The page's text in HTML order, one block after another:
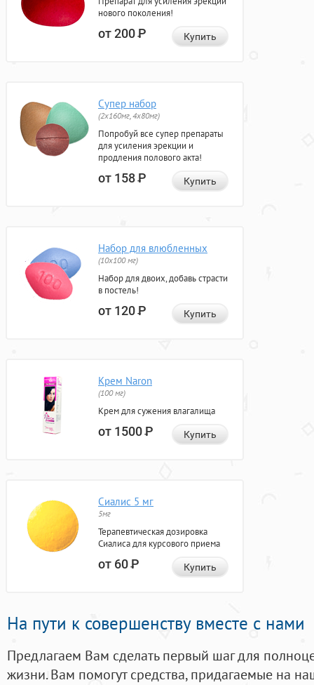
нового поколения!
от 200Р Купить
Супер набор
(2х160мг, 4х80мг)
Попробуй все супер препараты
для усиления эрекции и
продления полового акта!
от 158Р Купить
Набор для влюбленных
(10х100 мг)
Набор для двоих, добавь страсти
в постель!
от 120Р Купить
Крем Naron
(100 мг)
Крем для сужения влагалища
от 1500Р Купить
Сиалис 5 мг
5мг
Терапевтическая дозировка
Сиалиса для курсового приема
от 60Р Купить
На пути к совершенству вместе с нами
Предлагаем Вам сделать первый шаг для
жизни. Вам помогут средства, придагаемые на